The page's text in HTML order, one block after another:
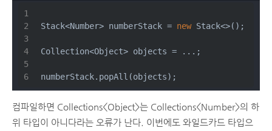
Stack<Number> numberStack = new Stack<>();
Collection<Object> objects = ...;
numberStack.popAll(objects);
컴파일하면 Collections<Object>는 Collections<Number>의 하
위 타입이 아니다라는 오류가 난다. 이번에도 와일드카드 타입으